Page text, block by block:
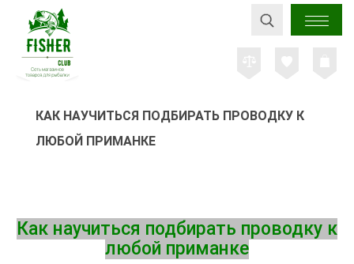
КАК НАУЧИТЬСЯ ПОДБИРАТЬ ПРОВОДКУ К
ЛЮБОЙ ПРИМАНКЕ
Как научиться подбирать проводку к
любой приманке